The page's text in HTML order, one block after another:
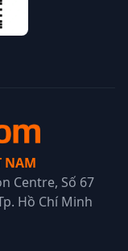
NAM
Centre, Số 67
Hồ Chí Minh